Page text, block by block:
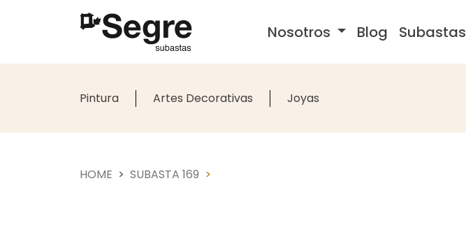
Nosotros Blog Subastas
Pintura Artes Decorativas Joyas
HOME SUBASTA 169